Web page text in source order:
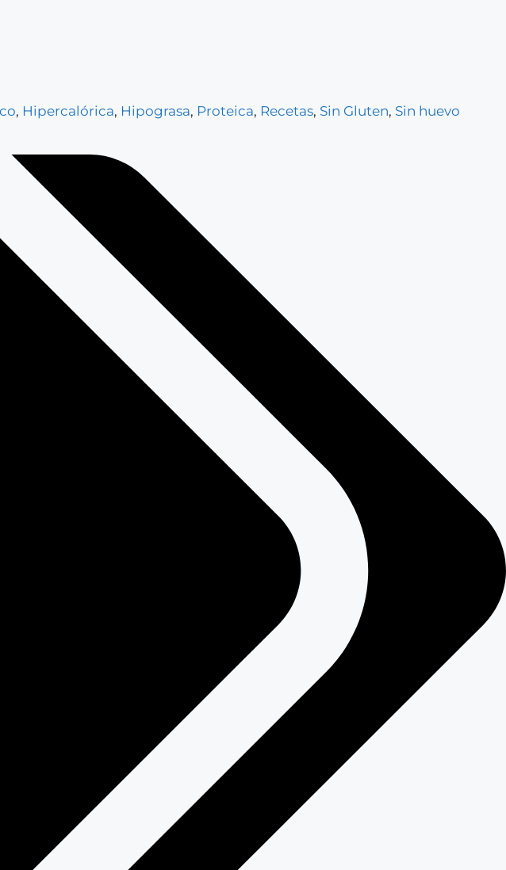
, Hipercalórica, Hipograsa, Proteica, Recetas, Sin Gluten, Sin huevo